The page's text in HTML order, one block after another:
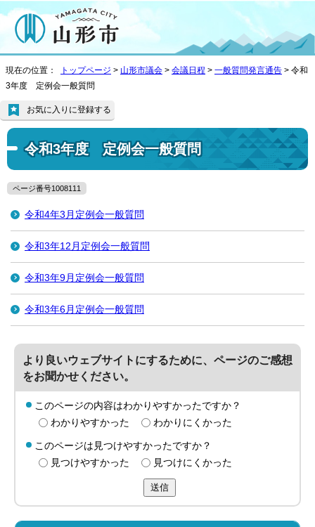
現在の位置： トップページ > 山形市議会 > 会議日程 > 一般質問発言通告 > 令和
3年度 定例会一般質問
令和3年度 定例会一般質問
お気に入りに登録する
ページ番号1008111
令和4年3月定例会一般質問
令和3年12月定例会一般質問
令和3年9月定例会一般質問
令和3年6月定例会一般質問
より良いウェブサイトにするために、ページのご感想
をお聞かせください。
このページの内容はわかりやすかったですか？
わかりやすかった
わかりにくかった
このページは見つけやすかったですか？
見つけやすかった
見つけにくかった
送信